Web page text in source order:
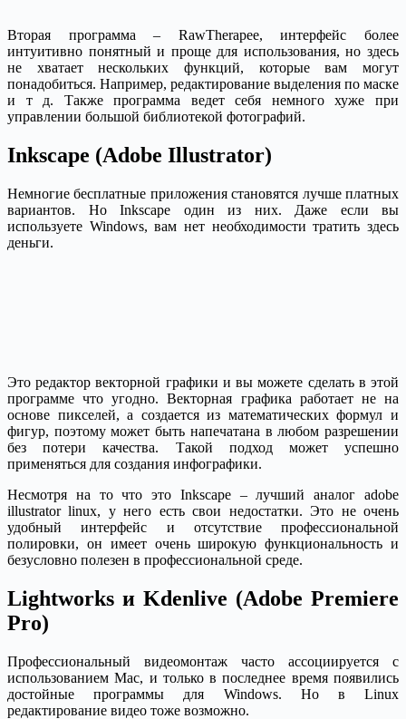
Вторая программа – RawTherapee, интерфейс более
интуитивно понятный и проще для использования, но здесь
не хватает нескольких функций, которые вам могут
понадобиться. Например, редактирование выделения по маске
и т д. Также программа ведет себя немного хуже при
управлении большой библиотекой фотографий.
Inkscape (Adobe Illustrator)
Немногие бесплатные приложения становятся лучше платных
вариантов. Но Inkscape один из них. Даже если вы
используете Windows, вам нет необходимости тратить здесь
деньги.
Это редактор векторной графики и вы можете сделать в этой
программе что угодно. Векторная графика работает не на
основе пикселей, а создается из математических формул и
фигур, поэтому может быть напечатана в любом разрешении
без потери качества. Такой подход может успешно
применяться для создания инфографики.
Несмотря на то что это Inkscape – лучший аналог adobe
illustrator linux, у него есть свои недостатки. Это не очень
удобный интерфейс и отсутствие профессиональной
полировки, он имеет очень широкую функциональность и
безусловно полезен в профессиональной среде.
Lightworks и Kdenlive (Adobe Premiere
Pro)
Профессиональный видеомонтаж часто ассоциируется с
использованием Mac, и только в последнее время появились
достойные программы для Windows. Но в Linux
редактирование видео тоже возможно.